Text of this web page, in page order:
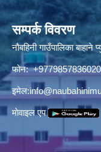
सम्पर्क विवरण
नौबहिनी गाउँपालिका बाहाने
फोन: +9779857836020
इमेल:
माेवाइल एप